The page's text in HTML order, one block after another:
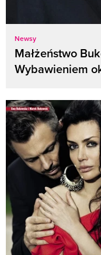
Newsy
Małżeństwo
Wybawieniem